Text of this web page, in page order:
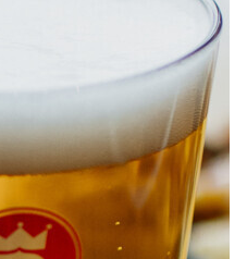
JOINDRE